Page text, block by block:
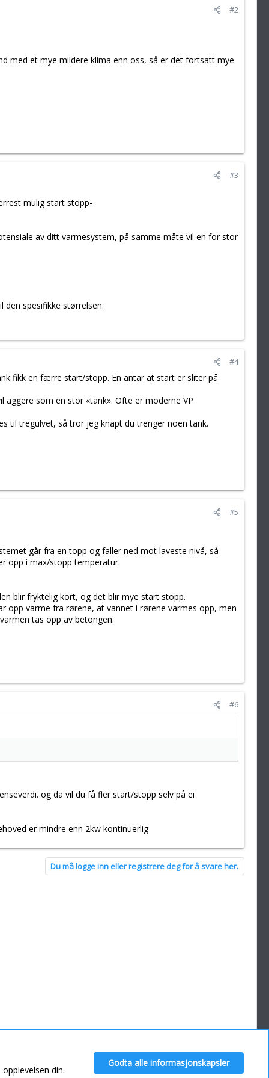
#2
med et mye mildere klima enn oss, så er det fortsatt mye
#3
mulig start stopp-
av ditt varmesystem, på samme måte vil en for stor
spesifikke størrelsen.
#4
fikk en færre start/stopp. En antar at start er sliter på
aggere som en stor «tank». Ofte er moderne VP
til tregulvet, så tror jeg knapt du trenger noen tank.
#5
går fra en topp og faller ned mot laveste nivå, så
opp i max/stopp temperatur.
blir fryktelig kort, og det blir mye start stopp.
opp varme fra rørene, at vannet i rørene varmes opp, men
tas opp av betongen.
#6
og da vil du få fler start/stopp selv på ei
er mindre enn 2kw kontinuerlig
Du må logge inn eller registrere deg for å svare her.
Kontakt oss Hjelp Hjem
din.
Godta alle informasjonskapsler